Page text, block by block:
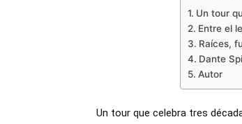
Un tour
Entre el
Raíces,
Dante
Autor
Un tour que celebra tres